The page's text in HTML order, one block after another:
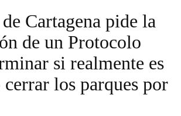
Cartagena pide la
de un Protocolo
si realmente es
cerrar los parques por